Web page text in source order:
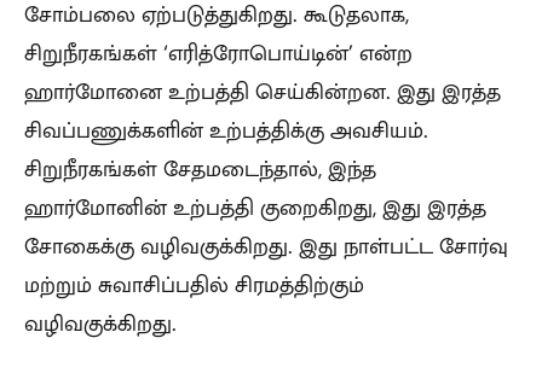
சோம்பலை ஏற்படுத்துகிறது. கூடுதலாக,
சிறுநீரகங்கள் ‘எரித்ரோபொய்டின்’ என்ற
ஹார்மோனை உற்பத்தி செய்கின்றன. இது இரத்த
சிவப்பணுக்களின் உற்பத்திக்கு அவசியம்.
சிறுநீரகங்கள் சேதமடைந்தால், இந்த
ஹார்மோனின் உற்பத்தி குறைகிறது, இது இரத்த
சோகைக்கு வழிவகுக்கிறது. இது நாள்பட்ட சோர்வு
மற்றும் சுவாசிப்பதில் சிரமத்திற்கும்
வழிவகுக்கிறது.